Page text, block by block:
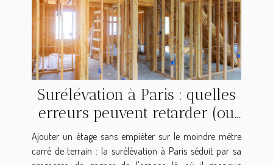
Surélévation à Paris : quelles
erreurs peuvent retarder (ou
bloquer) votre chantier ?
Ajouter un étage sans empiéter sur le moindre mètre
carré de terrain : la surélévation à Paris séduit par sa